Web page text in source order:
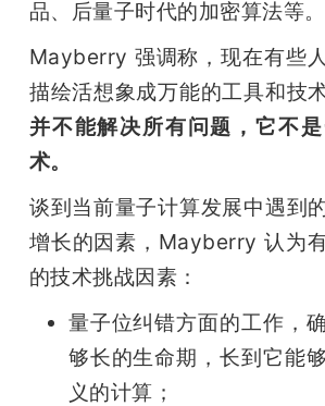
品、后量子时代的加密算法等。
Mayberry 强调称，现在有些
描绘活想象成万能的工具和技
并不能解决所有问题，它不
术。
谈到当前量子计算发展中遇到
增长的因素，Mayberry 认为
的技术挑战因素：
量子位纠错方面的工作，
够长的生命期，长到它能
义的计算；